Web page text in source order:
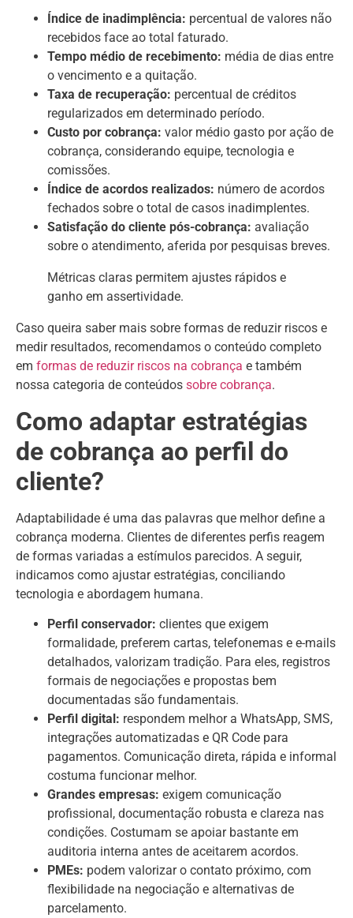
Índice de inadimplência: percentual de valores não
recebidos face ao total faturado.
Tempo médio de recebimento: média de dias entre
o vencimento e a quitação.
Taxa de recuperação: percentual de créditos
regularizados em determinado período.
Custo por cobrança: valor médio gasto por ação de
cobrança, considerando equipe, tecnologia e
comissões.
Índice de acordos realizados: número de acordos
fechados sobre o total de casos inadimplentes.
Satisfação do cliente pós-cobrança: avaliação
sobre o atendimento, aferida por pesquisas breves.
Métricas claras permitem ajustes rápidos e
ganho em assertividade.
Caso queira saber mais sobre formas de reduzir riscos e
medir resultados, recomendamos o conteúdo completo
em formas de reduzir riscos na cobrança e também
nossa categoria de conteúdos sobre cobrança.
Como adaptar estratégias
de cobrança ao perfil do
cliente?
Adaptabilidade é uma das palavras que melhor define a
cobrança moderna. Clientes de diferentes perfis reagem
de formas variadas a estímulos parecidos. A seguir,
indicamos como ajustar estratégias, conciliando
tecnologia e abordagem humana.
Perfil conservador: clientes que exigem
formalidade, preferem cartas, telefonemas e e-mails
detalhados, valorizam tradição. Para eles, registros
formais de negociações e propostas bem
documentadas são fundamentais.
Perfil digital: respondem melhor a WhatsApp, SMS,
integrações automatizadas e QR Code para
pagamentos. Comunicação direta, rápida e informal
costuma funcionar melhor.
Grandes empresas: exigem comunicação
profissional, documentação robusta e clareza nas
condições. Costumam se apoiar bastante em
auditoria interna antes de aceitarem acordos.
PMEs: podem valorizar o contato próximo, com
flexibilidade na negociação e alternativas de
parcelamento.